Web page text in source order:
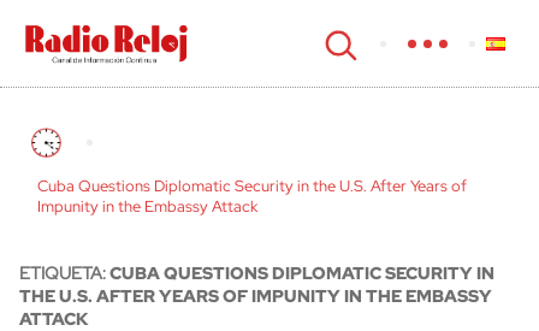
cerrar
Cuba Questions Diplomatic Security in the U.S. After Years of
Impunity in the Embassy Attack
ETIQUETA:CUBA QUESTIONS DIPLOMATIC SECURITY IN
THE U.S. AFTER YEARS OF IMPUNITY IN THE EMBASSY
ATTACK